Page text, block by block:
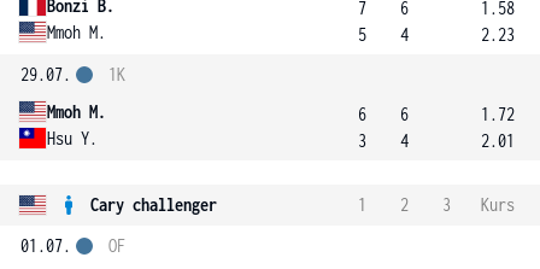
Bonzi B.
Mmoh M.
7
5
6
4
1.58
2.23
29.07.
Mmoh M.
Hsu Y.
1K
6
3
6
4
1.72
2.01
Cary challenger 1 2 3
Kurs
01.07.
OF